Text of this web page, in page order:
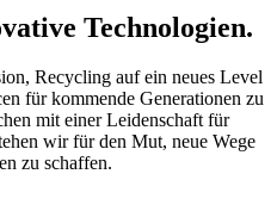
Technologien.
Recycling auf ein neues Level
für kommende Generationen zu
mit einer Leidenschaft für
wir für den Mut, neue Wege
zu schaffen.